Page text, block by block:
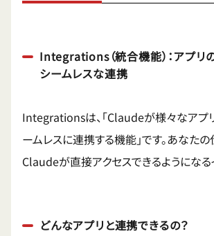
Integrations（統合機能）：アプリ
シームレスな連携
Integrationsは、「Claudeが様々なアプ
ームレスに連携する機能」です。あなた
Claudeが直接アクセスできるようになる
どんなアプリと連携できるの？